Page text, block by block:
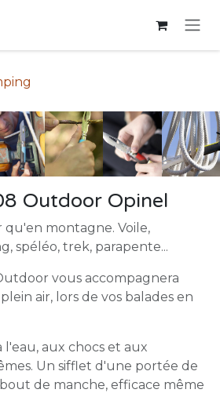
Outdoor Opinel
qu'en montagne. Voile,
spéléo, trek, parapente...
vous accompagnera
air, lors de vos balades en
l'eau, aux chocs et aux
Un sifflet d'une portée de
de manche, efficace même